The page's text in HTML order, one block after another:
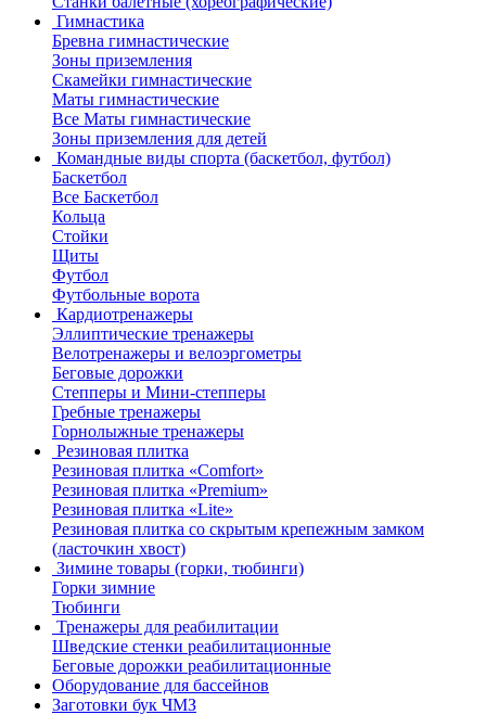
Гимнастика
Бревна гимнастические
Зоны приземления
Скамейки гимнастические
Маты гимнастические
Все Маты гимнастические
Зоны приземления для детей
Командные виды спорта (баскетбол, футбол)
Баскетбол
Все Баскетбол
Кольца
Стойки
Щиты
Футбол
Футбольные ворота
Кардиотренажеры
Эллиптические тренажеры
Велотренажеры и велоэргометры
Беговые дорожки
Степперы и Мини-степперы
Гребные тренажеры
Горнолыжные тренажеры
Резиновая плитка
Резиновая плитка «Comfort»
Резиновая плитка «Premium»
Резиновая плитка «Lite»
Резиновая плитка со скрытым крепежным замком
(ласточкин хвост)
Зимине товары (горки, тюбинги)
Горки зимние
Тюбинги
Тренажеры для реабилитации
Шведские стенки реабилитационные
Беговые дорожки реабилитационные
Оборудование для бассейнов
Заготовки бук ЧМЗ